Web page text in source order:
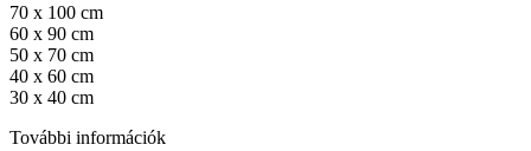
70 x 100 cm
60 x 90 cm
50 x 70 cm
40 x 60 cm
30 x 40 cm
További információk